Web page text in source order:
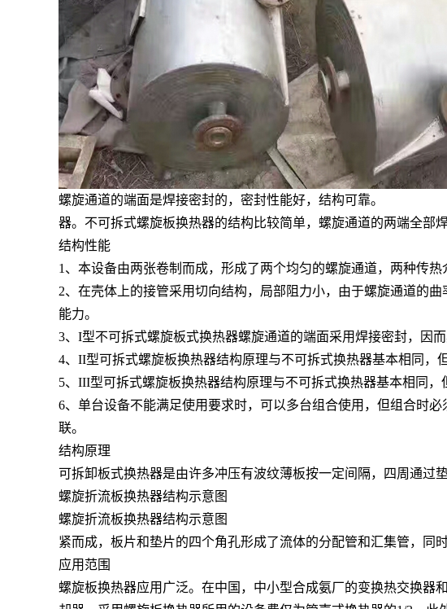
螺旋通道的端面是焊接密封的，密封性能好，结构可靠。
器。不可拆式螺旋板换热器的结构比较简单，螺旋通道的两端全部
结构性能
1、本设备由两张卷制而成，形成了两个均匀的螺旋通道，两种传
2、在壳体上的接管采用切向结构，局部阻力小，由于螺旋通道的
能力。
3、I型不可拆式螺旋板式换热器螺旋通道的端面采用焊接密封，因而
4、II型可拆式螺旋板换热器结构原理与不可拆式换热器基本相同，
5、III型可拆式螺旋板换热器结构原理与不可拆式换热器基本相同，
6、单台设备不能满足使用要求时，可以多台组合使用，但组合时
联。
结构原理
可拆卸板式换热器是由许多冲压有波纹薄板按一定间隔，四周通过
螺旋折流板换热器结构示意图
螺旋折流板换热器结构示意图
紧而成，板片和垫片的四个角孔形成了流体的分配管和汇集管，同
应用范围
螺旋板换热器应用广泛。在中国，中小型合成氨厂的变换热交换